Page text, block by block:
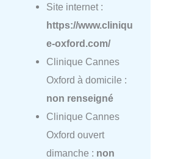
Site internet :
https://www.cliniqu
e-oxford.com/
Clinique Cannes
Oxford à domicile :
non renseigné
Clinique Cannes
Oxford ouvert
dimanche : non